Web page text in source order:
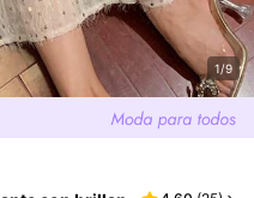
1/9